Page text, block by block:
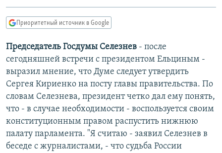
Вернутся
навигации
Вернутся
поиску
КУЛЬТУРА
IDEL.РЕАЛИИ
КАВКАЗ.РЕАЛИИ
СЕВЕР.РЕАЛИИ
СИБИРЬ.РЕАЛИИ
РАСПИСАНИЕ ВЕЩАНИЯ
ПОДПИШИТЕСЬ НА РАССЫЛКУ
Приоритетный источник в Google
Председатель Госдумы Селезнев - после
сегодняшней встречи с президентом Ельциным -
выразил мнение, что Думе следует утвердить
Сергея Кириенко на посту главы правительства. По
словам Селезнева, президент четко дал ему понять,
что - в случае необходимости - воспользуется своим
конституционным правом распустить нижнюю
палату парламента. "Я считаю - заявил Селезнев в
беседе с журналистами, - что судьба России